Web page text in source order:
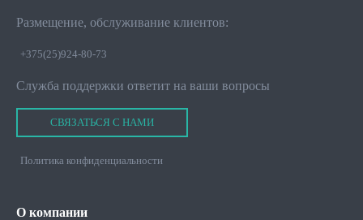
Размещение, обслуживание клиентов:
+375(25)924-80-73
Служба поддержки ответит на ваши вопросы
СВЯЗАТЬСЯ С НАМИ
Политика конфиденциальности
О компании